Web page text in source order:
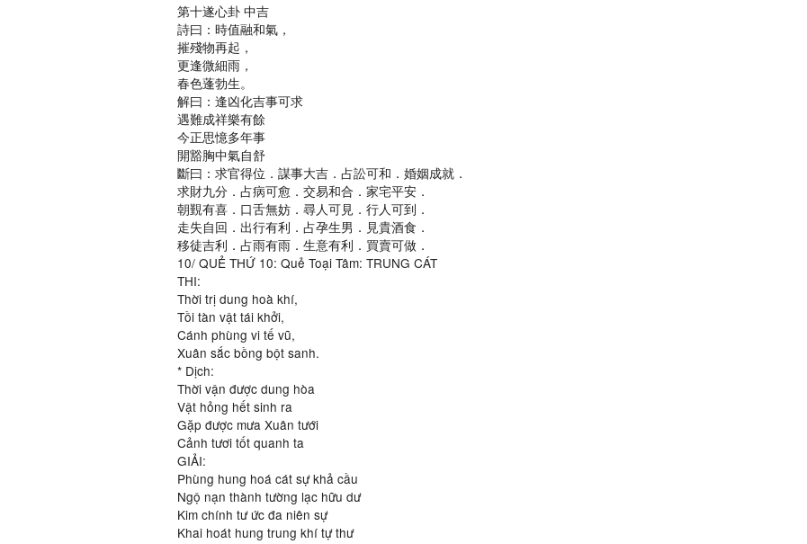
第十遂心卦 中吉
詩曰：時值融和氣，
摧殘物再起，
更逢微細雨，
春色蓬勃生。
解曰：逢凶化吉事可求
遇難成祥樂有餘
今正思憶多年事
開豁胸中氣自舒
斷曰：求官得位．謀事大吉．占訟可和．婚姻成就．
求財九分．占病可愈．交易和合．家宅平安．
朝覲有喜．口舌無妨．尋人可見．行人可到．
走失自回．出行有利．占孕生男．見貴酒食．
移徒吉利．占雨有雨．生意有利．買賣可做．
10/ QUẺ THỨ 10: Quẻ Toại Tâm: TRUNG CÁT
THI:
Thời trị dung hoà khí,
Tồi tàn vật tái khởi,
Cánh phùng vi tế vũ,
Xuân sắc bồng bột sanh.
* Dịch:
Thời vận được dung hòa
Vật hỏng hết sinh ra
Gặp được mưa Xuân tưới
Cảnh tươi tốt quanh ta
GIẢI:
Phùng hung hoá cát sự khả cầu
Ngộ nạn thành tường lạc hữu dư
Kim chính tư ức đa niên sự
Khai hoát hung trung khí tự thư